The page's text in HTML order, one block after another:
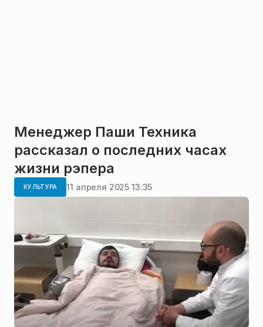
Менеджер Паши Техника
рассказал о последних часах
жизни рэпера
КУЛЬТУРА 11 апреля 2025 13:35